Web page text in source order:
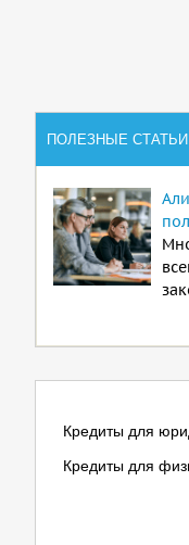
ПОЛЕЗНЫЕ СТАТЬИ
Кредиты для
Кредиты для